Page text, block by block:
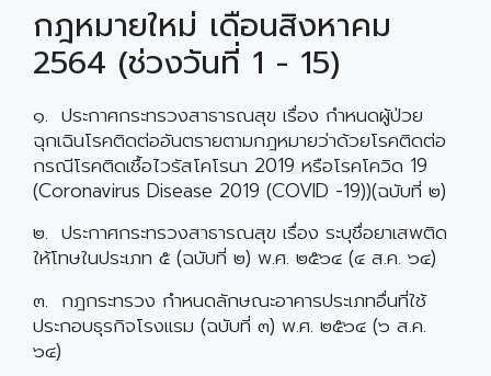
กฎหมายใหม่ เดือนสิงหาคม
2564 (ช่วงวันที่ 1 - 15)
๑. ประกาศกระทรวงสาธารณสุข เรื่อง กำหนดผู้ป่วย
ฉุกเฉินโรคติดต่ออันตรายตามกฎหมายว่าด้วยโรคติดต่อ
กรณีโรคติดเชื้อไวรัสโคโรนา 2019 หรือโรคโควิด 19
(Coronavirus Disease 2019 (COVID -19))(ฉบับที่ ๒)
๒. ประกาศกระทรวงสาธารณสุข เรื่อง ระบุชื่อยาเสพติด
ให้โทษในประเภท ๕ (ฉบับที่ ๒) พ.ศ. ๒๕๖๔ (๔ ส.ค. ๖๔)
๓. กฎกระทรวง กำหนดลักษณะอาคารประเภทอื่นที่ใช้
ประกอบธุรกิจโรงแรม (ฉบับที่ ๓) พ.ศ. ๒๕๖๔ (๖ ส.ค.
๖๔)